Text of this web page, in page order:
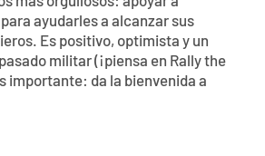
de empresas
digital
con
ayudarles a alcanzar sus
Es positivo, optimista y un
militar (¡piensa en Rally the
importante: da la bienvenida a